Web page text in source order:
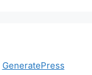
GeneratePress